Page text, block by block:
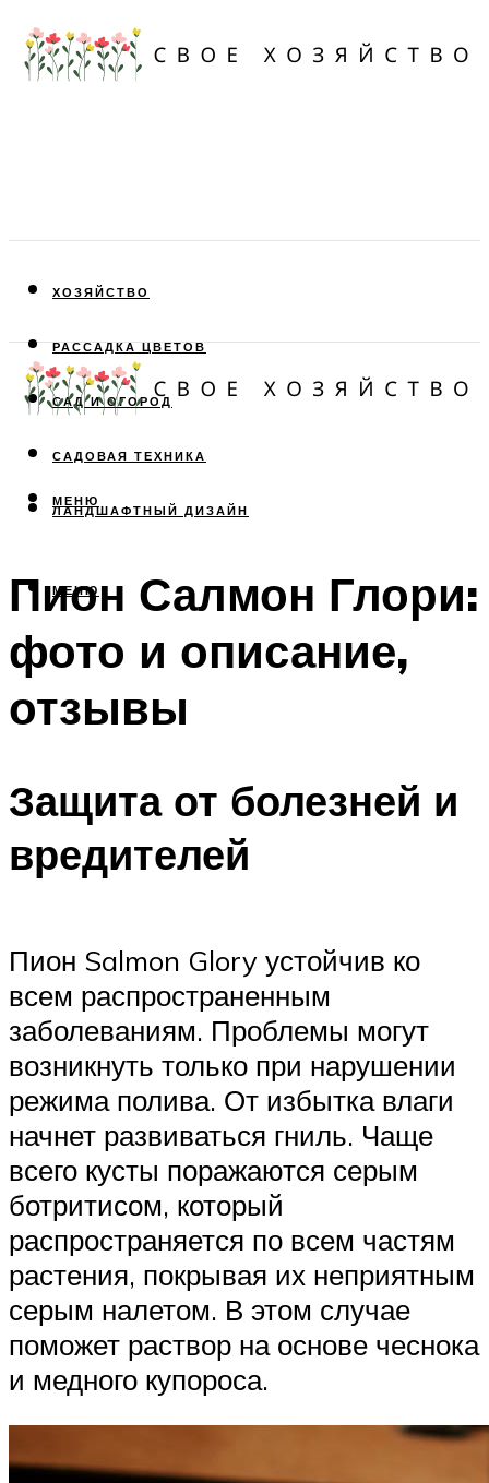
ХОЗЯЙСТВО
РАССАДКА ЦВЕТОВ
САД И ОГОРОД
САДОВАЯ ТЕХНИКА
ЛАНДШАФТНЫЙ ДИЗАЙН
МЕНЮ
МЕНЮ
Пион Салмон Глори:
фото и описание,
отзывы
Защита от болезней и
вредителей
Пион Salmon Glory устойчив ко
всем распространенным
заболеваниям. Проблемы могут
возникнуть только при нарушении
режима полива. От избытка влаги
начнет развиваться гниль. Чаще
всего кусты поражаются серым
ботритисом, который
распространяется по всем частям
растения, покрывая их неприятным
серым налетом. В этом случае
поможет раствор на основе чеснока
и медного купороса.